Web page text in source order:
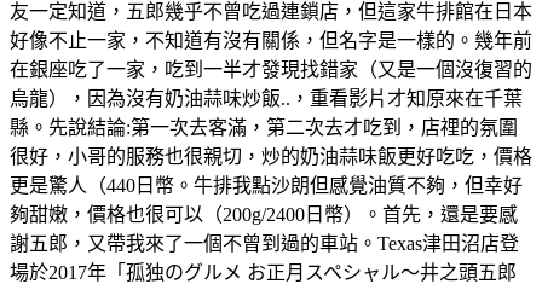
友一定知道，五郎幾乎不曾吃過連鎖店，但這家牛排館在日本
好像不止一家，不知道有沒有關係，但名字是一樣的。幾年前
在銀座吃了一家，吃到一半才發現找錯家（又是一個沒復習的
烏龍），因為沒有奶油蒜味炒飯..，重看影片才知原來在千葉
縣。先說結論:第一次去客滿，第二次去才吃到，店𥚃的氛圍
很好，小哥的服務也很親切，炒的奶油蒜味飯更好吃吃，價格
更是驚人（440日幣。牛排我點沙朗但感覺油質不夠，但幸好
夠甜嫩，價格也很可以（200g/2400日幣）。首先，還是要感
謝五郎，又帶我來了一個不曾到過的車站。Texas津田沼店登
場於2017年「孤独のグルメ お正月スペシャル～井之頭五郎